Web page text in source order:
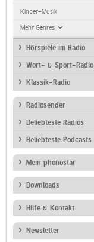
Kinder-Musik
Mehr Genres
Hörspiele im Radio
Wort- & Sport-Radio
Klassik-Radio
Radiosender
Beliebteste Radios
Beliebteste Podcasts
Mein phonostar
Downloads
Hilfe & Kontakt
Newsletter
Radio Bayern 1